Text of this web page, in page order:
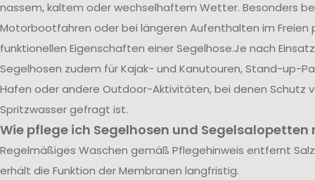
nassem, kaltem oder wechselhaftem Wetter. Besonders
Motorbootfahren oder bei längeren Aufenthalten im Freien
funktionellen Eigenschaften einer Segelhose.Je nach
Segelhosen zudem für Kajak- und Kanutouren, Stand-up-
Hafen oder andere Outdoor-Aktivitäten, bei denen Schutz
Spritzwasser gefragt ist.
Wie pflege ich Segelhosen und Segelsalopetten
Regelmäßiges Waschen gemäß Pflegehinweis entfernt
erhält die Funktion der Membranen langfristig.